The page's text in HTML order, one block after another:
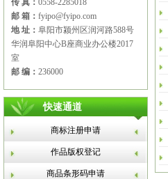
传 真： 0558-2285018
邮 箱： fyipo@fyipo.com
地 址： 阜阳市颍州区润河路588号
华润阜阳中心B座商业办公楼2017
室
邮 编： 236000
快速通道
商标注册申请
作品版权登记
商品条形码申请